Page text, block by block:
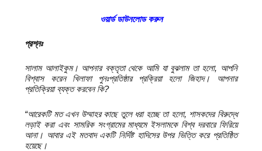
ওয়ার্ড ডাউনলোড করুন
প্রশ্নঃ
সালাম আলাইকুম। আপনার বক্তৃতা থেকে আমি যা বুঝলাম তা হলো, আপনি
বিশ্বাস করেন খিলাফা পুনঃপ্রতিষ্ঠার প্রক্রিয়া হলো জিহাদ। আপনার
প্রতিক্রিয়াব্যক্ত করবেন কি?
“আরেকটি মত এখন উম্মাহর কাছে তুলে ধরা হচ্ছে তা হলো, শাসকদের বিরুদ্ধে
লড়াই করা এবং সামরিক সংগ্রামের মাধ্যমে ইসলামকে বিশ্ব দরবারে ফিরিয়ে
আনা। আবার এই মতবাদ একটি নির্দিষ্ট হাদিসের উপর ভিত্তি করে প্রতিষ্ঠিত
হয়েছে।